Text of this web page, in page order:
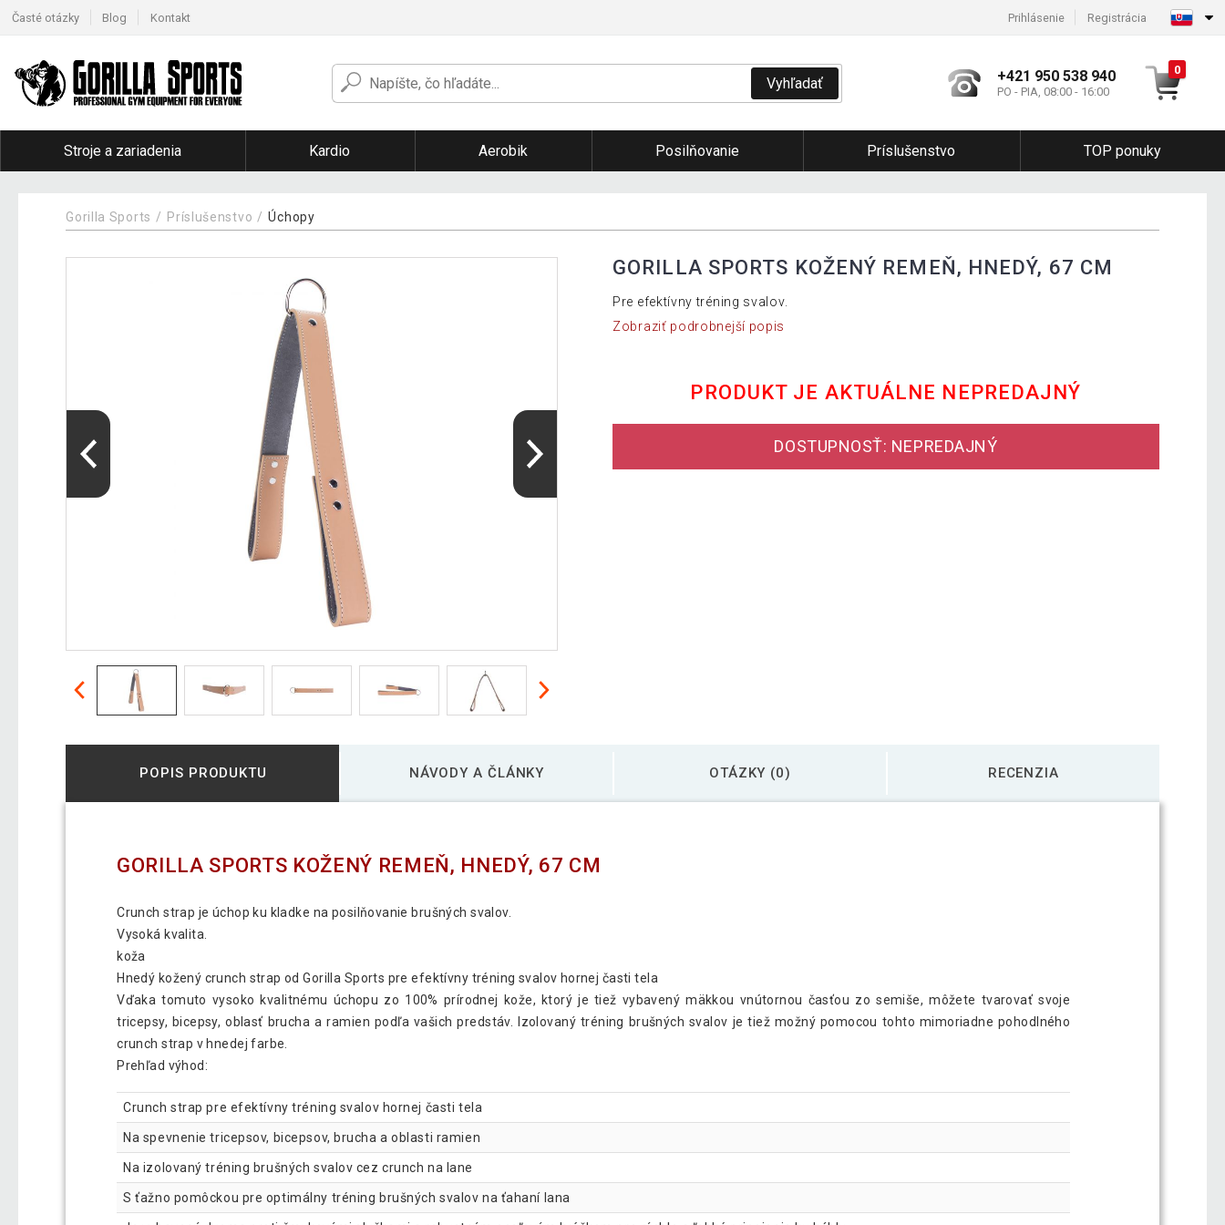
Časté otázky Blog Kontakt Prihlásenie Registrácia
Vyhľadať +421 950 538 940
PO - PIA, 08:00 - 16:00
0
Stroje a zariadenia Kardio Aerobik Posilňovanie Príslušenstvo TOP ponuky
Gorilla Sports Príslušenstvo Úchopy
GORILLA SPORTS KOŽENÝ REMEŇ, HNEDÝ, 67 CM
Pre efektívny tréning svalov.
Zobraziť podrobnejší popis
PRODUKT JE AKTUÁLNE NEPREDAJNÝ
DOSTUPNOSŤ: NEPREDAJNÝ
POPIS PRODUKTU NÁVODY A ČLÁNKY OTÁZKY (0) RECENZIA
GORILLA SPORTS KOŽENÝ REMEŇ, HNEDÝ, 67 CM
Crunch strap je úchop ku kladke na posilňovanie brušných svalov.
Vysoká kvalita.
koža
Hnedý kožený crunch strap od Gorilla Sports pre efektívny tréning svalov hornej časti tela
Vďaka tomuto vysoko kvalitnému úchopu zo 100% prírodnej kože, ktorý je tiež vybavený mäkkou vnútornou časťou zo semiše, môžete tvarovať svoje
tricepsy, bicepsy, oblasť brucha a ramien podľa vašich predstáv. Izolovaný tréning brušných svalov je tiež možný pomocou tohto mimoriadne pohodlného
crunch strap v hnedej farbe.
Prehľad výhod:
Crunch strap pre efektívny tréning svalov hornej časti tela
Na spevnenie tricepsov, bicepsov, brucha a oblasti ramien
Na izolovaný tréning brušných svalov cez crunch na lane
S ťažno pomôckou pre optimálny tréning brušných svalov na ťahaní lana